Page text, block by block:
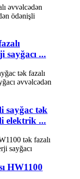
sayğacı ...
sayğac tək
elektrik ...
HW1100